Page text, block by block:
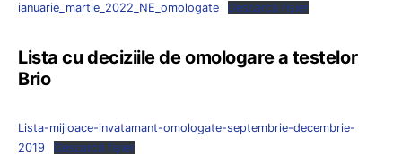
ianuarie_martie_2022_NE_omologate
Descarcă fișier
Lista cu deciziile de omologare a testelor
Brio
Lista-mijloace-invatamant-omologate-septembrie-decembrie-
2019
Descarcă fișier